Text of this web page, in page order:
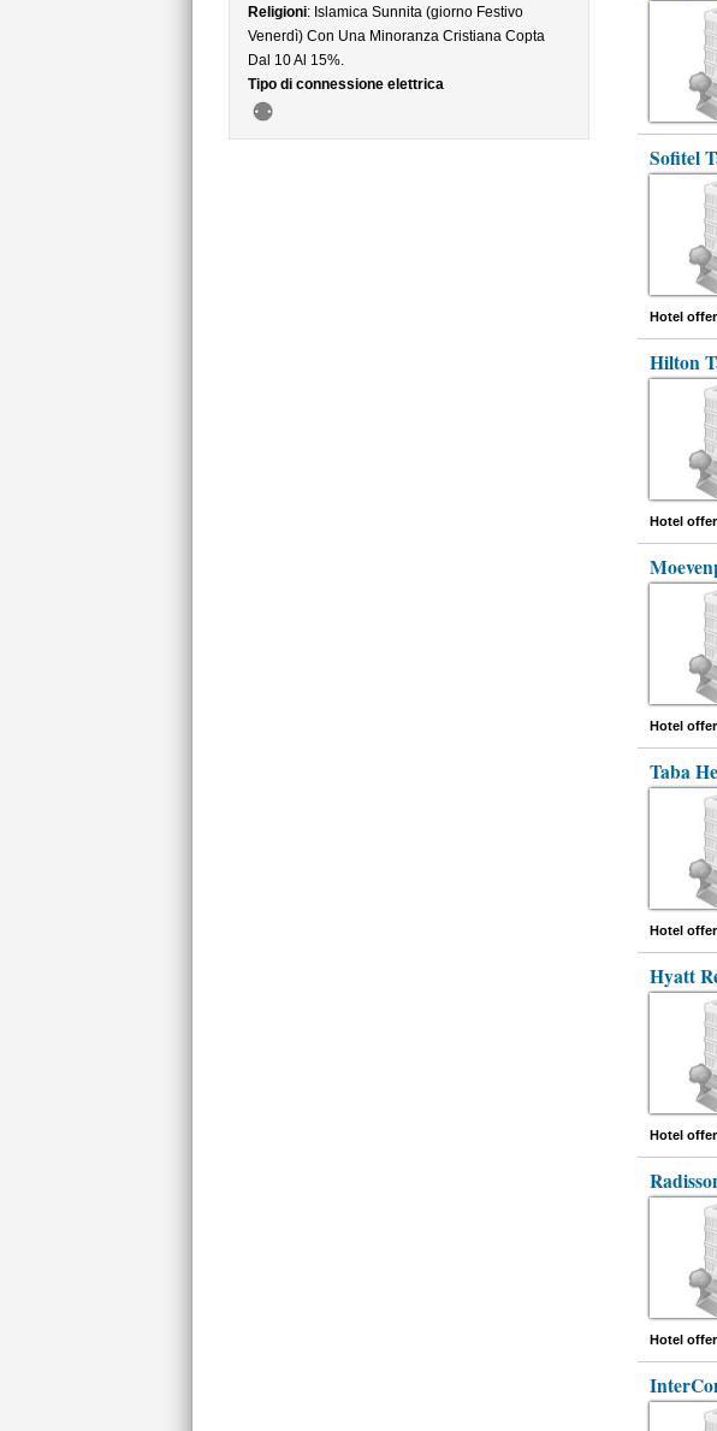
Religioni: Islamica Sunnita (giorno Festivo
Venerdì) Con Una Minoranza Cristiana Copta
Dal 10 Al 15%.
Tipo di connessione elettrica
Sofitel
Hotel
Hilton
Hotel
Hotel
Taba
Hotel
Hyatt
Hotel
Hotel